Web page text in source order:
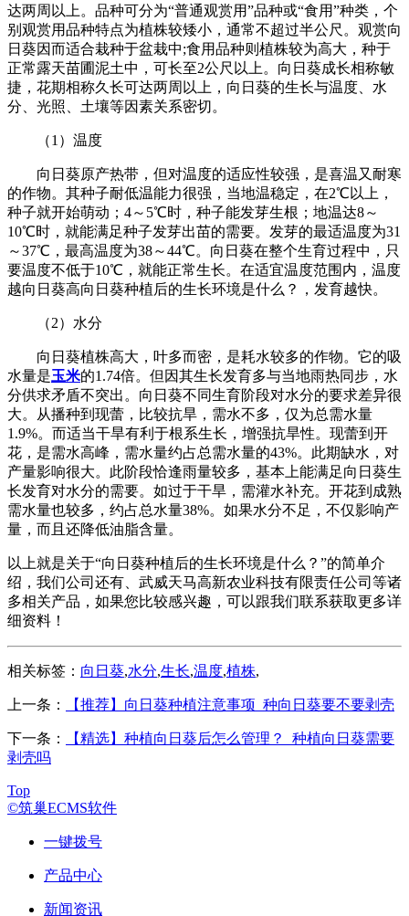
达两周以上。品种可分为“普通观赏用”品种或“食用”种类，个
别观赏用品种特点为植株较矮小，通常不超过半公尺。观赏向
日葵因而适合栽种于盆栽中;食用品种则植株较为高大，种于
正常露天苗圃泥土中，可长至2公尺以上。向日葵成长相称敏
捷，花期相称久长可达两周以上，向日葵的生长与温度、水
分、光照、土壤等因素关系密切。
（1）温度
向日葵原产热带，但对温度的适应性较强，是喜温又耐寒
的作物。其种子耐低温能力很强，当地温稳定，在2℃以上，
种子就开始萌动；4～5℃时，种子能发芽生根；地温达8～
10℃时，就能满足种子发芽出苗的需要。发芽的最适温度为31
～37℃，最高温度为38～44℃。向日葵在整个生育过程中，只
要温度不低于10℃，就能正常生长。在适宜温度范围内，温度
越向日葵高向日葵种植后的生长环境是什么？，发育越快。
（2）水分
向日葵植株高大，叶多而密，是耗水较多的作物。它的吸
水量是玉米的1.74倍。但因其生长发育多与当地雨热同步，水
分供求矛盾不突出。向日葵不同生育阶段对水分的要求差异很
大。从播种到现蕾，比较抗旱，需水不多，仅为总需水量
1.9%。而适当干旱有利于根系生长，增强抗旱性。现蕾到开
花，是需水高峰，需水量约占总需水量的43%。此期缺水，对
产量影响很大。此阶段恰逢雨量较多，基本上能满足向日葵生
长发育对水分的需要。如过于干旱，需灌水补充。开花到成熟
需水量也较多，约占总水量38%。如果水分不足，不仅影响产
量，而且还降低油脂含量。
以上就是关于“向日葵种植后的生长环境是什么？”的简单介
绍，我们公司还有、武威天马高新农业科技有限责任公司等诸
多相关产品，如果您比较感兴趣，可以跟我们联系获取更多详
细资料！
相关标签： 向日葵,水分,生长,温度,植株,
上一条： 【推荐】向日葵种植注意事项_种向日葵要不要剥壳
下一条：
【精选】种植向日葵后怎么管理？_种植向日葵需要
剥壳吗
Top
©筑巢ECMS软件
一键拨号
产品中心
新闻资讯